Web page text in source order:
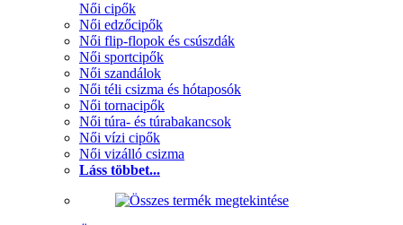
Női cipők
Női edzőcipők
Női flip-flopok és csúszdák
Női sportcipők
Női szandálok
Női téli csizma és hótaposók
Női tornacipők
Női túra- és túrabakancsok
Női vízi cipők
Női vizálló csizma
Láss többet...